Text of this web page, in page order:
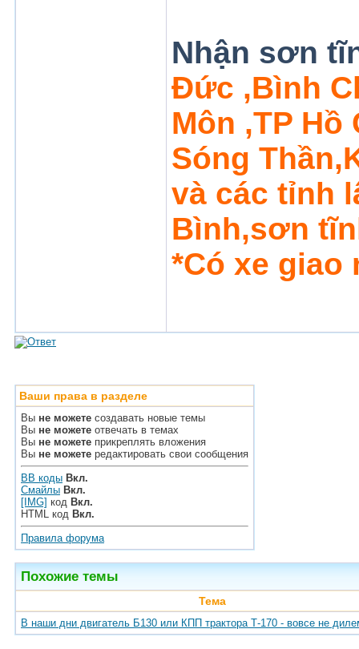
Nhận sơn
Đức ,Bình
Môn ,TP Hồ
Sóng
và các tỉnh
Bình,sơn
*Có xe giao
Ваши права в разделе
Вы не можете создавать новые темы
Вы не можете отвечать в темах
Вы не можете прикреплять вложения
Вы не можете редактировать свои сообщения
BB коды Вкл.
Смайлы Вкл.
[IMG] код Вкл.
HTML код Вкл.
Правила форума
Похожие темы
Тема
В наши дни двигатель Б130 или КПП трактора Т-170 - вовсе не